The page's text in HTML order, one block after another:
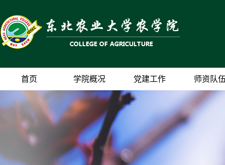
首页 学院概况 党建工作 师资队